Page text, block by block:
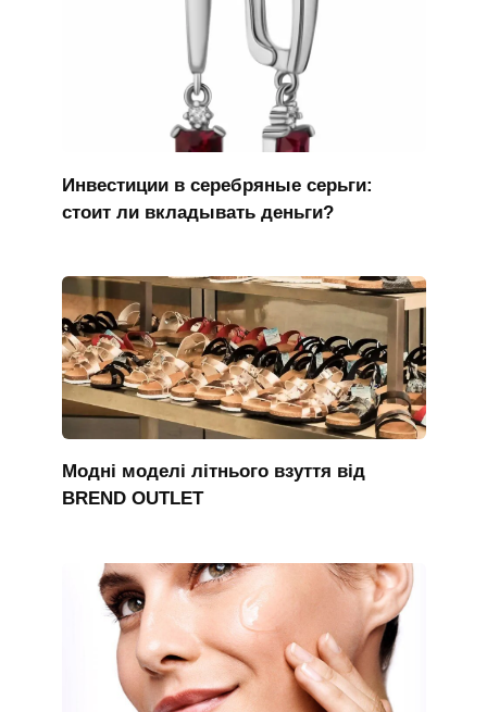
Инвестиции в серебряные серьги:
стоит ли вкладывать деньги?
Модні моделі літнього взуття від
BREND OUTLET